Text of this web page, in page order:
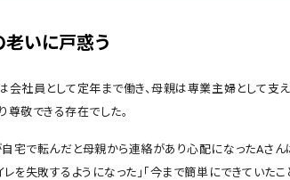
老いに戸惑う
会社員として定年まで働き、母親は専業主婦として支え
尊敬できる存在でした。
宅で転んだと母親から連絡があり心配になったAさん
レを失敗するようになった」「今まで簡単にできていたこ